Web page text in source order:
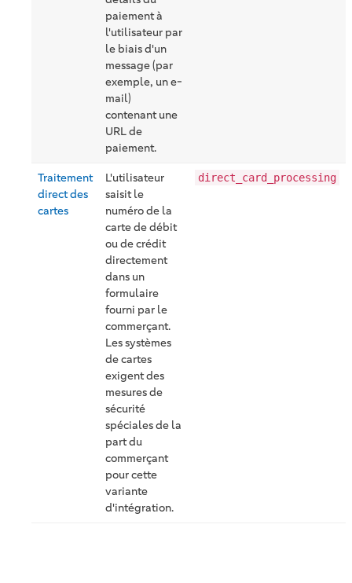
paiement à
l'utilisateur par
le biais d'un
message (par
exemple, un e-
mail)
contenant une
URL de
paiement.
Traitement
direct des
cartes
L'utilisateur
saisit le
numéro de la
carte de débit
ou de crédit
directement
dans un
formulaire
fourni par le
commerçant.
Les systèmes
de cartes
exigent des
mesures de
sécurité
spéciales de la
part du
commerçant
pour cette
variante
d'intégration.
direct_card_processing